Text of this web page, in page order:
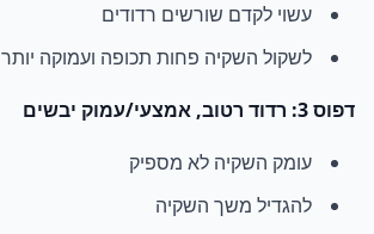
עשוי לקדם שורשים רדודים
לשקול השקיה פחות תכופה ועמוקה יותר
דפוס 3: רדוד רטוב, אמצעי/עמוק יבשים
עומק השקיה לא מספיק
להגדיל משך השקיה